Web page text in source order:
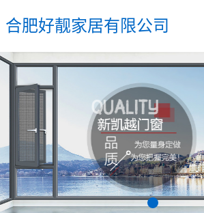
合肥好靓家居有限公司